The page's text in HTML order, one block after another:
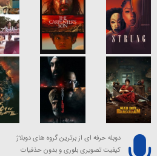
دوبله حرفه ای از برترین گروه های دوبلاژ
کیفیت تصویری بلوری و بدون حذفیات